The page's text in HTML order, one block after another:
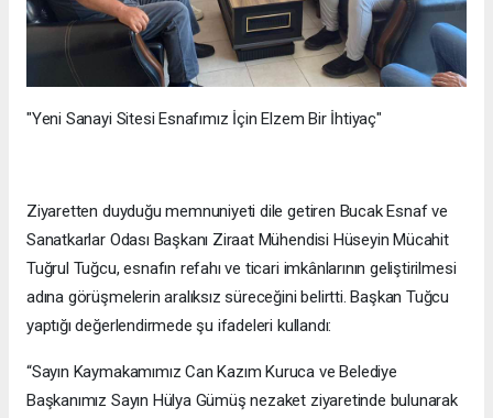
"Yeni Sanayi Sitesi Esnafımız İçin Elzem Bir İhtiyaç"
Ziyaretten duyduğu memnuniyeti dile getiren Bucak Esnaf ve
Sanatkarlar Odası Başkanı Ziraat Mühendisi Hüseyin Mücahit
Tuğrul Tuğcu, esnafın refahı ve ticari imkânlarının geliştirilmesi
adına görüşmelerin aralıksız süreceğini belirtti. Başkan Tuğcu
yaptığı değerlendirmede şu ifadeleri kullandı:
“Sayın Kaymakamımız Can Kazım Kuruca ve Belediye
Başkanımız Sayın Hülya Gümüş nezaket ziyaretinde bulunarak